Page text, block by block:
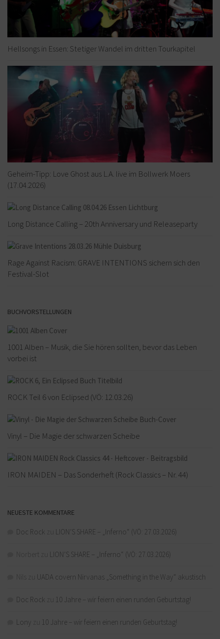
Hellsongs in Essen: Stetiger Wandel im dritten Tourkapitel
Geheim-Tipp: Love Ghost aus L.A. live im Bollwerk Moers
(17.04.2026)
Long Distance Calling – 20th Anniversary und Releaseparty
Rage Against Racism: GRAVE INTENTIONS sichern sich den
Festival-Slot
BUCHVORSTELLUNGEN
1001 Alben – Musik, die Sie hören sollten, bevor das Leben
vorbei ist
ROCK Teil 6 von Eclipsed (VÖ: 12.03.26)
Vinyl – Die Magie der schwarzen Scheibe
IRON MAIDEN – Das Sonderheft (Rock Classics – Nr. 44)
NEUESTE KOMMENTARE
Doc Rock zu LION’S SHARE – „Inferno“ (VÖ: 27.03.2026)
Norbert zu LION’S SHARE – „Inferno“ (VÖ: 27.03.2026)
zu UADA covern Nirvanas „Something in the Way“ akustisch
Doc Rock zu 10 Jahre – wir feiern einen runden Geburtstag!
Lony zu 10 Jahre – wir feiern einen runden Geburtstag!